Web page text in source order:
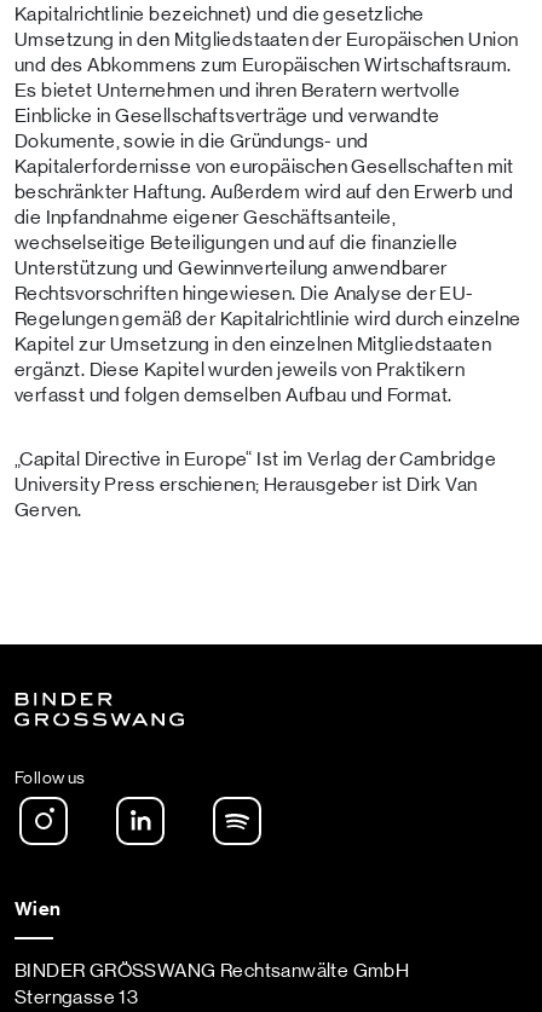
Kapitalrichtlinie bezeichnet) und die gesetzliche
Umsetzung in den Mitgliedstaaten der Europäischen Union
und des Abkommens zum Europäischen Wirtschaftsraum.
Es bietet Unternehmen und ihren Beratern wertvolle
Einblicke in Gesellschaftsverträge und verwandte
Dokumente, sowie in die Gründungs- und
Kapitalerfordernisse von europäischen Gesellschaften mit
beschränkter Haftung. Außerdem wird auf den Erwerb und
die Inpfandnahme eigener Geschäftsanteile,
wechselseitige Beteiligungen und auf die finanzielle
Unterstützung und Gewinnverteilung anwendbarer
Rechtsvorschriften hingewiesen. Die Analyse der EU-
Regelungen gemäß der Kapitalrichtlinie wird durch einzelne
Kapitel zur Umsetzung in den einzelnen Mitgliedstaaten
ergänzt. Diese Kapitel wurden jeweils von Praktikern
verfasst und folgen demselben Aufbau und Format.
„Capital Directive in Europe“ Ist im Verlag der Cambridge
University Press erschienen; Herausgeber ist Dirk Van
Gerven.
Follow us
Instagram LinkedIn
Wien
BINDER GRÖSSWANG Rechtsanwälte GmbH
Sterngasse 13